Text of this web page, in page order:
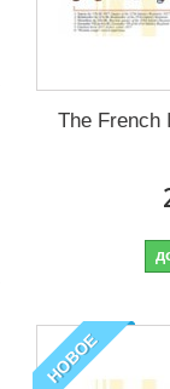
The French
НОВОЕ